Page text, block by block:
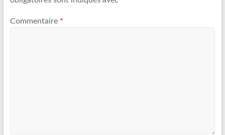
Commentaire *